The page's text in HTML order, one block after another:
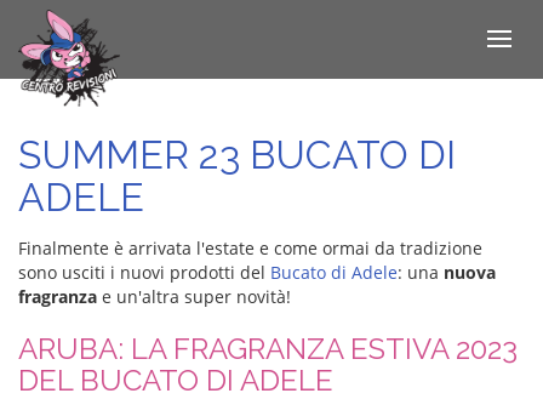
Salta
contenuto
principale
Toggle
SUMMER 23 BUCATO DI
ADELE
Finalmente è arrivata l'estate e come ormai da tradizione
sono usciti i nuovi prodotti del Bucato di Adele: una nuova
fragranza e un'altra super novità!
ARUBA: LA FRAGRANZA ESTIVA 2023
DEL BUCATO DI ADELE